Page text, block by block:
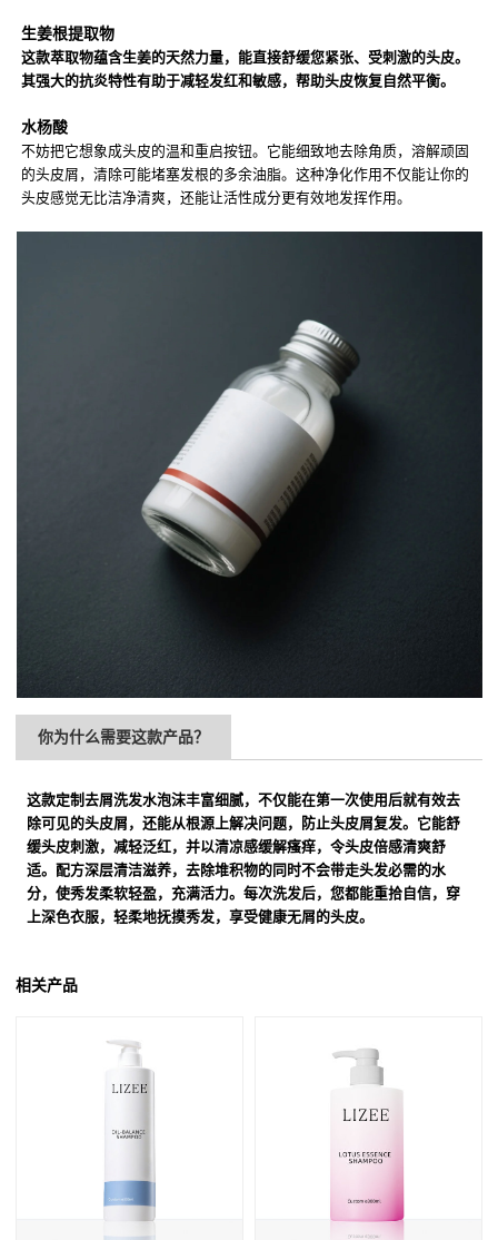
生姜根提取物
这款萃取物蕴含生姜的天然力量，能直接舒缓您紧张、受刺激的头皮。
其强大的抗炎特性有助于减轻发红和敏感，帮助头皮恢复自然平衡。
水杨酸
不妨把它想象成头皮的温和重启按钮。它能细致地去除角质，溶解顽固
的头皮屑，清除可能堵塞发根的多余油脂。这种净化作用不仅能让你的
头皮感觉无比洁净清爽，还能让活性成分更有效地发挥作用。
你为什么需要这款产品？
这款定制去屑洗发水泡沫丰富细腻，不仅能在第一次使用后就有效去
除可见的头皮屑，还能从根源上解决问题，防止头皮屑复发。它能舒
缓头皮刺激，减轻泛红，并以清凉感缓解瘙痒，令头皮倍感清爽舒
适。配方深层清洁滋养，去除堆积物的同时不会带走头发必需的水
分，使秀发柔软轻盈，充满活力。每次洗发后，您都能重拾自信，穿
上深色衣服，轻柔地抚摸秀发，享受健康无屑的头皮。
相关产品